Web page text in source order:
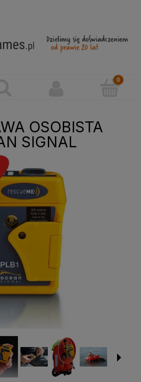
OSOBISTA
SIGNAL